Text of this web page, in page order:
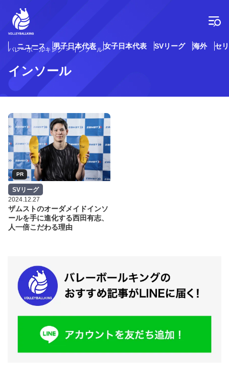
テ
ツ
プ
ニュース 男子日本代表 女子日本代表 SVリーグ 海外 セ
バレーボールキング インソール
インソール
SVリーグ
2024.12.27
ザムストのオーダメイドインソ
ールを手に進化する西田有志、
人一倍こだわる理由